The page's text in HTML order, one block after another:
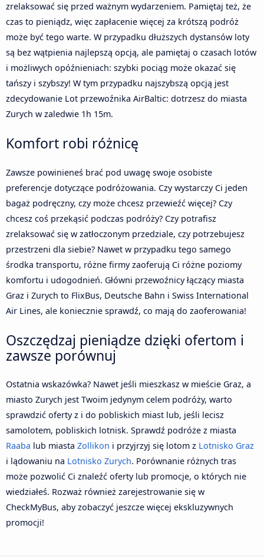
zrelaksować się przed ważnym wydarzeniem. Pamiętaj też, że
czas to pieniądz, więc zapłacenie więcej za krótszą podróż
może być tego warte. W przypadku dłuższych dystansów loty
są bez wątpienia najlepszą opcją, ale pamiętaj o czasach lotów
i możliwych opóźnieniach: szybki pociąg może okazać się
tańszy i szybszy! W tym przypadku najszybszą opcją jest
zdecydowanie Lot przewoźnika AirBaltic: dotrzesz do miasta
Zurych w zaledwie 1h 15m.
Komfort robi różnicę
Zawsze powinieneś brać pod uwagę swoje osobiste
preferencje dotyczące podróżowania. Czy wystarczy Ci jeden
bagaż podręczny, czy może chcesz przewieźć więcej? Czy
chcesz coś przekąsić podczas podróży? Czy potrafisz
zrelaksować się w zatłoczonym przedziale, czy potrzebujesz
przestrzeni dla siebie? Nawet w przypadku tego samego
środka transportu, różne firmy zaoferują Ci różne poziomy
komfortu i udogodnień. Główni przewoźnicy łączący miasta
Graz i Zurych to FlixBus, Deutsche Bahn i Swiss International
Air Lines, ale koniecznie sprawdź, co mają do zaoferowania!
Oszczędzaj pieniądze dzięki ofertom i
zawsze porównuj
Ostatnia wskazówka? Nawet jeśli mieszkasz w mieście Graz, a
miasto Zurych jest Twoim jedynym celem podróży, warto
sprawdzić oferty z i do pobliskich miast lub, jeśli lecisz
samolotem, pobliskich lotnisk. Sprawdź podróże z miasta
Raaba lub miasta Zollikon i przyjrzyj się lotom z Lotnisko Graz
i lądowaniu na Lotnisko Zurych. Porównanie różnych tras
może pozwolić Ci znaleźć oferty lub promocje, o których nie
wiedziałeś. Rozważ również zarejestrowanie się w
CheckMyBus, aby zobaczyć jeszcze więcej ekskluzywnych
promocji!